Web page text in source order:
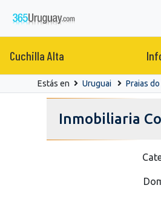
Cuchilla Alta
Estás en Uruguai Praias
Inmobiliaria